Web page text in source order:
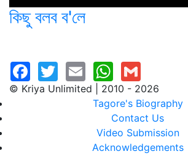
কিছু বলব ব'লে
© Kriya Unlimited | 2010 - 2026
Tagore's Biography
Contact Us
Video Submission
Acknowledgements